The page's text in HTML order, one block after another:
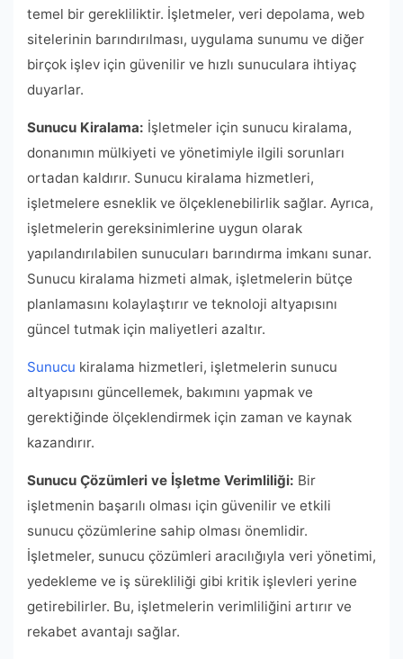
temel bir gerekliliktir. İşletmeler, veri depolama, web
sitelerinin barındırılması, uygulama sunumu ve diğer
birçok işlev için güvenilir ve hızlı sunuculara ihtiyaç
duyarlar.
Sunucu Kiralama: İşletmeler için sunucu kiralama,
donanımın mülkiyeti ve yönetimiyle ilgili sorunları
ortadan kaldırır. Sunucu kiralama hizmetleri,
işletmelere esneklik ve ölçeklenebilirlik sağlar. Ayrıca,
işletmelerin gereksinimlerine uygun olarak
yapılandırılabilen sunucuları barındırma imkanı sunar.
Sunucu kiralama hizmeti almak, işletmelerin bütçe
planlamasını kolaylaştırır ve teknoloji altyapısını
güncel tutmak için maliyetleri azaltır.
Sunucu kiralama hizmetleri, işletmelerin sunucu
altyapısını güncellemek, bakımını yapmak ve
gerektiğinde ölçeklendirmek için zaman ve kaynak
kazandırır.
Sunucu Çözümleri ve İşletme Verimliliği: Bir
işletmenin başarılı olması için güvenilir ve etkili
sunucu çözümlerine sahip olması önemlidir.
İşletmeler, sunucu çözümleri aracılığıyla veri yönetimi,
yedekleme ve iş sürekliliği gibi kritik işlevleri yerine
getirebilirler. Bu, işletmelerin verimliliğini artırır ve
rekabet avantajı sağlar.